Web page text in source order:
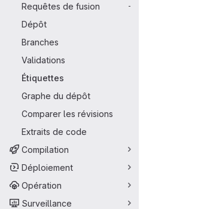
Requêtes de fusion
-
Dépôt
Branches
Validations
Étiquettes
Graphe du dépôt
Comparer les révisions
Extraits de code
Compilation
Déploiement
Opération
Surveillance